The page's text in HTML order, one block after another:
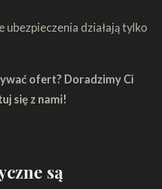
ubezpieczenia działają tylko
ofert? Doradzimy Ci
się z nami!
są